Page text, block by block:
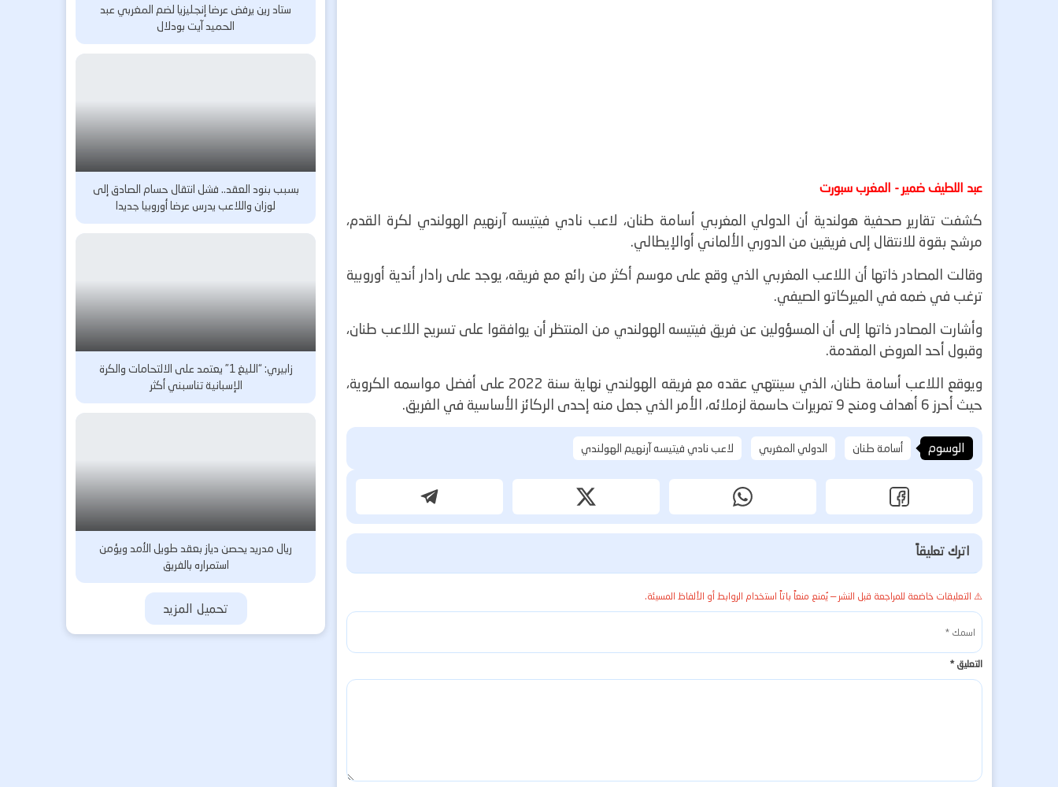
عبد اللطيف ضمير - المغرب سبورت
كشفت تقارير صحفية هولندية أن الدولي المغربي أسامة طنان، لاعب نادي فيتيسه آرنهيم الهولندي لكرة القدم،
مرشح بقوة للانتقال إلى فريقين من الدوري الألماني أوالإيطالي.
وقالت المصادر ذاتها أن اللاعب المغربي الذي وقع على موسم أكثر من رائع مع فريقه، يوجد على رادار أندية أوروبية
ترغب في ضمه في الميركاتو الصيفي.
وأشارت المصادر ذاتها إلى أن المسؤولين عن فريق فيتيسه الهولندي من المنتظر أن يوافقوا على تسريح اللاعب طنان،
وقبول أحد العروض المقدمة.
ويوقع اللاعب أسامة طنان، الذي سينتهي عقده مع فريقه الهولندي نهاية سنة 2022 على أفضل مواسمه الكروية،
حيث أحرز 6 أهداف ومنح 9 تمريرات حاسمة لزملائه، الأمر الذي جعل منه إحدى الركائز الأساسية في الفريق.
الوسوم أسامة طنان الدولي المغربي لاعب نادي فيتيسه آرنهيم الهولندي
اترك تعليقاً
⚠️ التعليقات خاضعة للمراجعة قبل النشر — يُمنع منعاً باتاً استخدام الروابط أو الألفاظ المسيئة.
التعليق*
ستاد رين يرفض عرضا إنجليزيا لضم المغربي عبد
الحميد آيت بودلال
بسبب بنود العقد.. فشل انتقال حسام الصادق إلى
لوزان واللاعب يدرس عرضا أوروبيا جديدا
زابيري: “الليغ 1” يعتمد على الالتحامات والكرة
الإسبانية تناسبني أكثر
ريال مدريد يحصن دياز بعقد طويل الأمد ويؤمن
استمراره بالفريق
تحميل المزيد